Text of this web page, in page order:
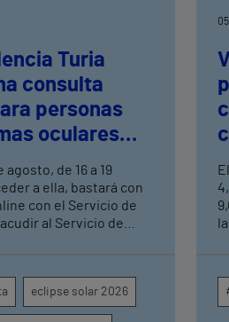
Turia
consulta
personas
oculares
solar
agosto, de 16 a 19
a ella, bastará con
con el Servicio de
al Servicio de
eclipse solar 2026